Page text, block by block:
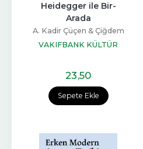
Sepete Ekle
Heidegger ile Bir-
Arada
A. Kadir Çüçen & Çiğdem
Yıldızdöken
VAKIFBANK KÜLTÜR
23,50